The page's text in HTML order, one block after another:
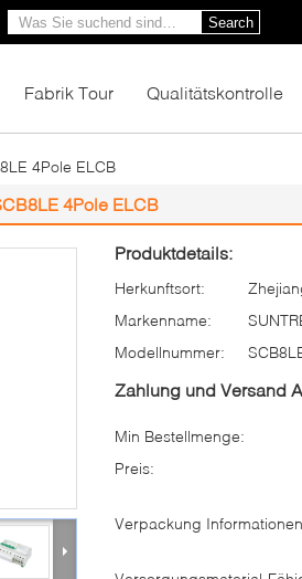
Search
Fabrik Tour Qualitätskontrolle
4Pole ELCB
4Pole ELCB
Produktdetails:
Herkunftsort:
Markenname:
Modellnummer:
Zahlung und Versand
Min Bestellmenge:
Preis:
Verpackung